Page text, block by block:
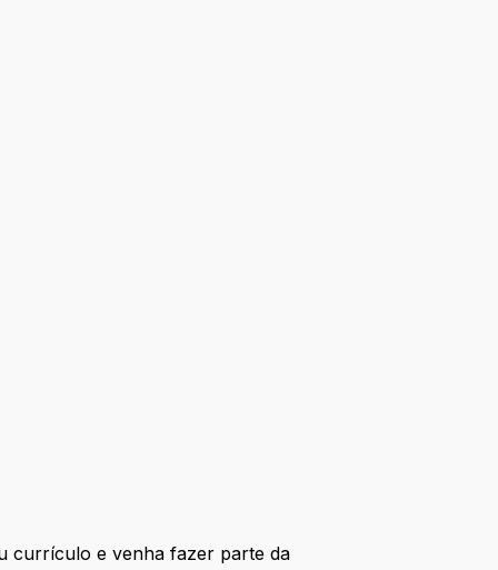
currículo e venha fazer parte da